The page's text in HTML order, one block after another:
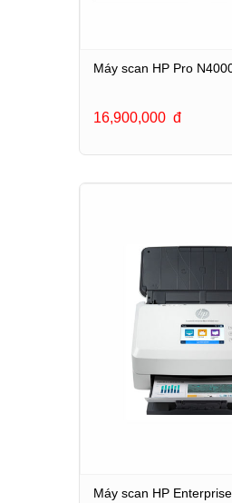
Máy scan HP Pro
16,900,000 đ
Máy scan HP